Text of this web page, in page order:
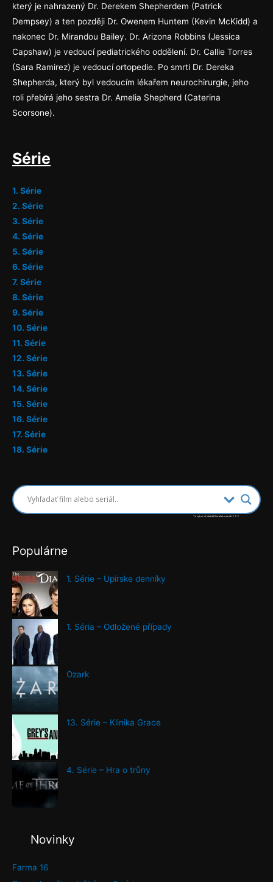
který je nahrazený Dr. Derekem Shepherdem (Patrick
Dempsey) a ten později Dr. Owenem Huntem (Kevin McKidd) a
nakonec Dr. Mirandou Bailey. Dr. Arizona Robbins (Jessica
Capshaw) je vedoucí pediatrického oddělení. Dr. Callie Torres
(Sara Ramirez) je vedoucí ortopedie. Po smrti Dr. Dereka
Shepherda, který byl vedoucím lékařem neurochirurgie, jeho
roli přebírá jeho sestra Dr. Amelia Shepherd (Caterina
Scorsone).
Série
1. Série
2. Série
3. Série
4. Série
5. Série
6. Série
7. Série
8. Série
9. Série
10. Série
11. Série
12. Série
13. Série
14. Série
15. Série
16. Série
17. Série
18. Série
Tu vyber či hľadáš film alebo seriál ↑↑↑
Populárne
1. Série – Upírske denníky
1. Séria – Odložené případy
Ozark
13. Série – Klinika Grace
4. Série – Hra o trůny
Novinky
Farma 16